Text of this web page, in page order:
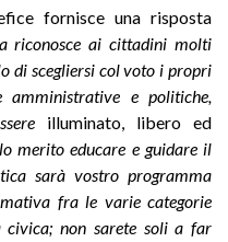
fornisce una risposta
riconosce ai cittadini molti
di scegliersi col voto i propri
amministrative e politiche,
illuminato, libero ed
merito educare e guidare il
sarà vostro programma
fra le varie categorie
non sarete soli a far